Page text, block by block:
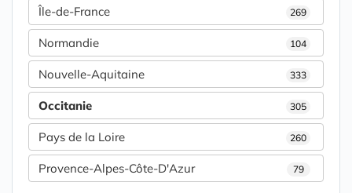
Île-de-France 269
Normandie 104
Nouvelle-Aquitaine 333
Occitanie 305
Pays de la Loire 260
Provence-Alpes-Côte-D'Azur 79